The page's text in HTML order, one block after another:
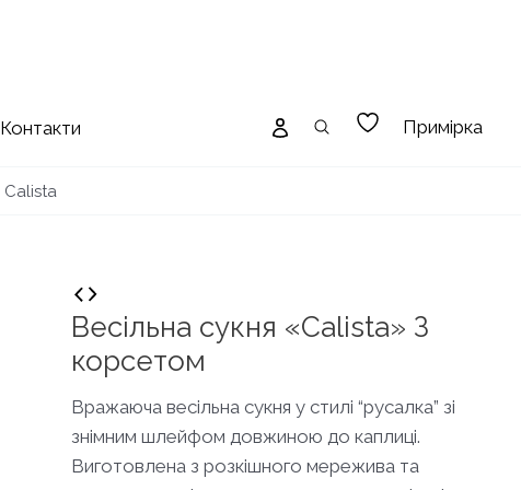
Контакти Примірка
Calista
Весільна сукня «Calista» З
корсетом
Вражаюча весільна сукня у стилі “русалка” зі
знімним шлейфом довжиною до каплиці.
Виготовлена з розкішного мережива та